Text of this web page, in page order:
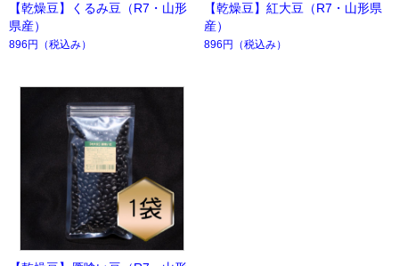
【乾燥豆】くるみ豆（R7・山形
県産）
896円 （税込み）
【乾燥豆】紅大豆（R7・山形県
産）
896円 （税込み）